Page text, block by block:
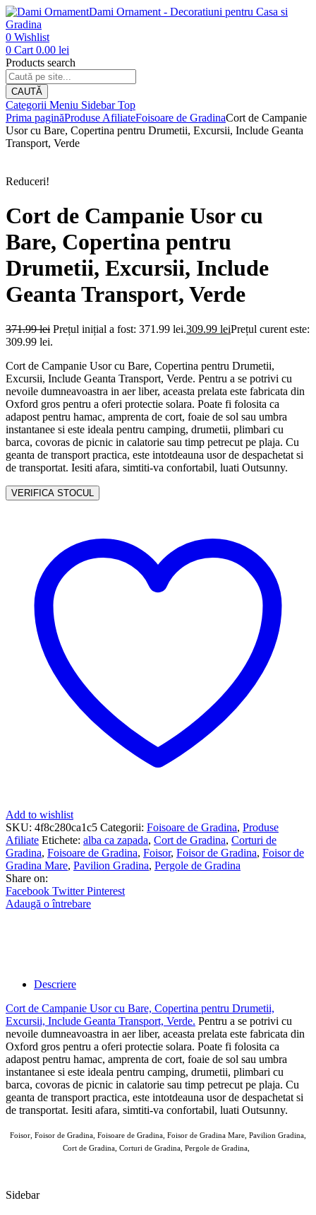
Dami Ornament - Decoratiuni pentru Casa si
Gradina
0 Wishlist
0 Cart 0.00 lei
Products search
CAUTĂ
Categorii Meniu Sidebar Top
Prima paginăProduse AfiliateFoisoare de GradinaCort de Campanie
Usor cu Bare, Copertina pentru Drumetii, Excursii, Include Geanta
Transport, Verde
Reduceri!
Cort de Campanie Usor cu
Bare, Copertina pentru
Drumetii, Excursii, Include
Geanta Transport, Verde
371.99lei Prețul inițial a fost: 371.99 lei.309.99 leiPrețul curent este:
309.99 lei.
Cort de Campanie Usor cu Bare, Copertina pentru Drumetii,
Excursii, Include Geanta Transport, Verde. Pentru a se potrivi cu
nevoile dumneavoastra in aer liber, aceasta prelata este fabricata din
Oxford gros pentru a oferi protectie solara. Poate fi folosita ca
adapost pentru hamac, amprenta de cort, foaie de sol sau umbra
instantanee si este ideala pentru camping, drumetii, plimbari cu
barca, covoras de picnic in calatorie sau timp petrecut pe plaja. Cu
geanta de transport practica, este intotdeauna usor de despachetat si
de transportat. Iesiti afara, simtiti-va confortabil, luati Outsunny.
VERIFICA STOCUL
Add to wishlist
SKU: 4f8c280ca1c5 Categorii: Foisoare de Gradina, Produse
Afiliate Etichete: alba ca zapada, Cort de Gradina, Corturi de
Gradina, Foisoare de Gradina, Foisor, Foisor de Gradina, Foisor de
Gradina Mare, Pavilion Gradina, Pergole de Gradina
Share on:
Facebook Twitter Pinterest
Adaugă o întrebare
Descriere
Cort de Campanie Usor cu Bare, Copertina pentru Drumetii,
Excursii, Include Geanta Transport, Verde. Pentru a se potrivi cu
nevoile dumneavoastra in aer liber, aceasta prelata este fabricata din
Oxford gros pentru a oferi protectie solara. Poate fi folosita ca
adapost pentru hamac, amprenta de cort, foaie de sol sau umbra
instantanee si este ideala pentru camping, drumetii, plimbari cu
barca, covoras de picnic in calatorie sau timp petrecut pe plaja. Cu
geanta de transport practica, este intotdeauna usor de despachetat si
de transportat. Iesiti afara, simtiti-va confortabil, luati Outsunny.
Foisor, Foisor de Gradina, Foisoare de Gradina, Foisor de Gradina Mare, Pavilion Gradina,
Cort de Gradina, Corturi de Gradina, Pergole de Gradina,
Sidebar